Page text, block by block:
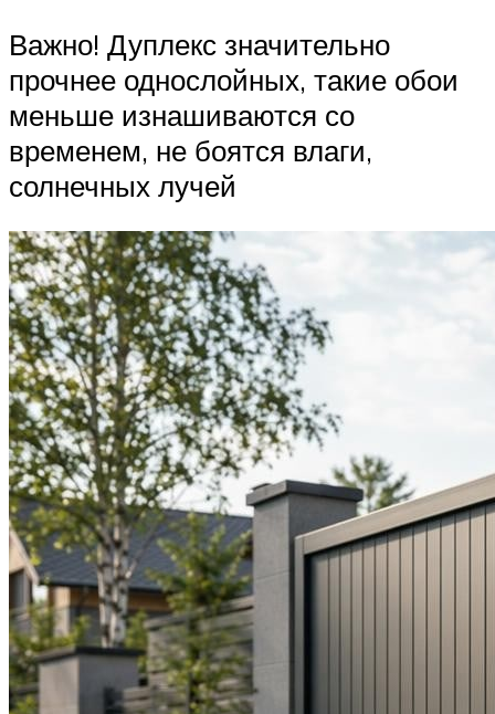
Важно! Дуплекс значительно
прочнее однослойных, такие обои
меньше изнашиваются со
временем, не боятся влаги,
солнечных лучей